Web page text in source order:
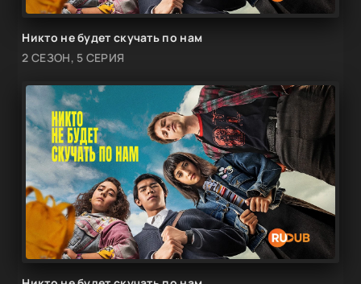
Никто не будет скучать по нам
2 СЕЗОН, 5 СЕРИЯ